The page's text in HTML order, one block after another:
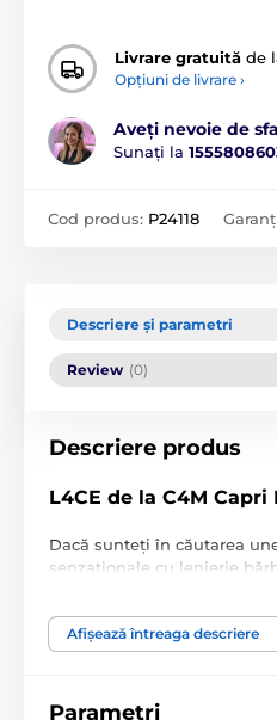
Livrare gratuită de
Opțiuni de livrare ›
Aveți nevoie de
Sunați la
Cod produs: P24118
Descriere și parametri
Review (0)
Descriere produs
L4CE de la C4M Capri
Dacă sunteți în căutarea
senzaționale cu lenjerie
Negru de laCUT4MEN.
Această piesă
excepțional, ci și pentru a fi
Afișează întreaga descriere
Parametri